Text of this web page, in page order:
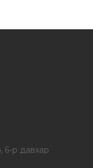
6-р давхар